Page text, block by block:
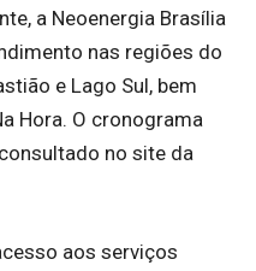
a Neoenergia Brasília
nas regiões do
e Lago Sul, bem
Hora. O cronograma
no site da
aos serviços